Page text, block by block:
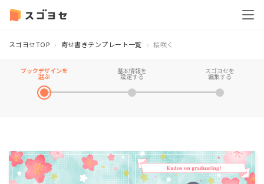
スゴヨセTOP 寄せ書きテンプレート一覧 桜咲く
ブックデザインを
選ぶ
基本情報を
設定する
スゴヨセを
編集する